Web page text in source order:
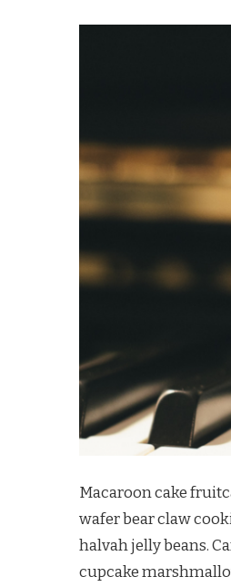
Macaroon cake
wafer bear claw
halvah jelly beans.
cupcake